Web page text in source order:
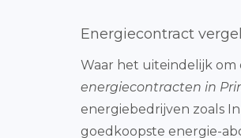
Energiecontract
Waar het uiteindelijk om
energiecontracten in
energiebedrijven zoals
goedkoopste energie-